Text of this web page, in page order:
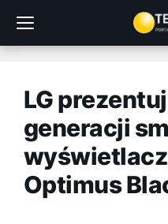
treści
LG
generacji
wyświetlacz
Optimus